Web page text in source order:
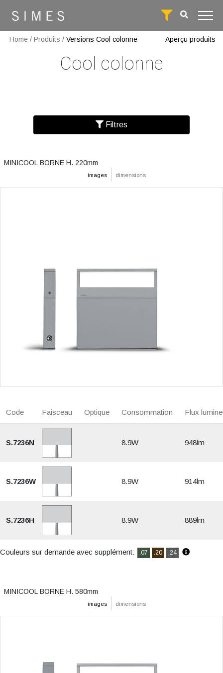
Home / Produits / Versions Cool colonne Aperçu produits
Cool colonne
Filtres
images dimensions
MINICOOL BORNE H. 220mm
Code Faisceau Optique Consommation Flux
S.7236N 8.9W 948lm
S.7236W 8.9W 914lm
S.7236H 8.9W 889lm
Couleurs sur demande avec supplément: .07 .20 .24
images dimensions
MINICOOL BORNE H. 580mm